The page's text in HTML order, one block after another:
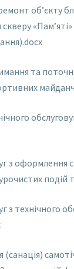
об’єкту
та
з оформлення
подій
з технічного
(санація)